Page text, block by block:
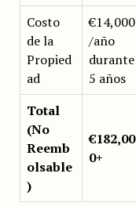
Costo
de la
Propied
ad
€14,000
/año
durante
5 años
Total
(No
Reemb
olsable
)
€182,00
0+